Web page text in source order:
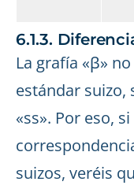
6.1.3.
La grafía «β»
estándar suizo,
«ss». Por eso,
suizos, veréis